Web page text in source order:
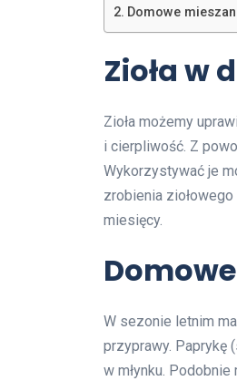
Domowe
Zioła w
Zioła możemy
i cierpliwość. Z
Wykorzystywać je
zrobienia
miesięcy.
W sezonie letnim
przyprawy. Paprykę
w młynku.